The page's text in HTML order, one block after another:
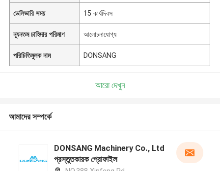
ডেলিভারি সময় 15 কার্যদিবস
ন্যূনতম চাহিদার পরিমাণ আলোচনাযোগ্য
পরিচিতিমুলক নাম DONSANG
আরো দেখুন
আমাদের সম্পর্কে
DONSANG Machinery Co., Ltd
প্রস্তুতকারক প্রোফাইল